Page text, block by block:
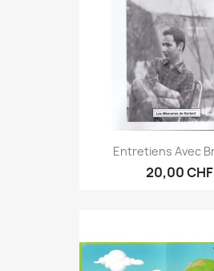
Entretiens Avec
20,00 CHF